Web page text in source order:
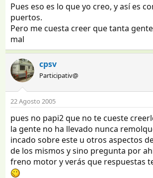
Pues eso es lo que yo creo, y así es
puertos.
Pero me cuesta creer que tanta
mal
cpsv
Participativ@
22 Agosto 2005
pues no papi2 que no te cueste
la gente no ha llevado nunca
incado sobre este u otros aspectos
de los mismos y sino pregunta por
freno motor y verás que respuestas